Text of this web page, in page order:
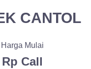
CANTOL
Harga Mulai
Rp Call